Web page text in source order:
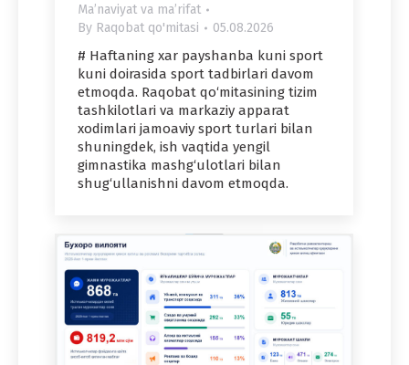
Maʼnaviyat va maʼrifat
By Raqobat qo'mitasi 05.08.2026
# Haftaning xar payshanba kuni sport
kuni doirasida sport tadbirlari davom
etmoqda. Raqobat qo‘mitasining tizim
tashkilotlari va markaziy apparat
xodimlari jamoaviy sport turlari bilan
shuningdek, ish vaqtida yengil
gimnastika mashg‘ulotlari bilan
shug‘ullanishni davom etmoqda.